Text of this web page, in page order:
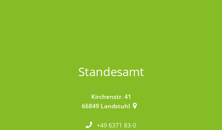
Standesamt
Kirchenstr. 41
66849 Landstuhl
+49 6371 83-0